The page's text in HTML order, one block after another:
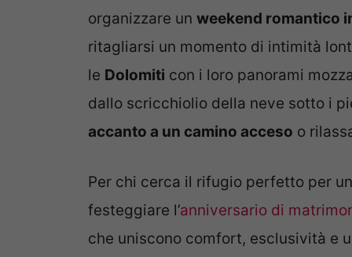
organizzare un weekend romantico
ritagliarsi un momento di intimità
le Dolomiti con i loro panorami
dallo scricchiolio della neve sotto i
accanto a un camino acceso o
Per chi cerca il rifugio perfetto per
festeggiare l’anniversario di
che uniscono comfort, esclusività e